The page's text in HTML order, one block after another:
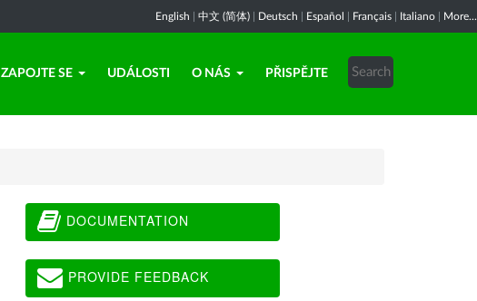
English 中文 (简体) Deutsch Español Français Italiano More...
ZAPOJTE SE UDÁLOSTI O NÁS PŘISPĚJTE
DOCUMENTATION
PROVIDE FEEDBACK